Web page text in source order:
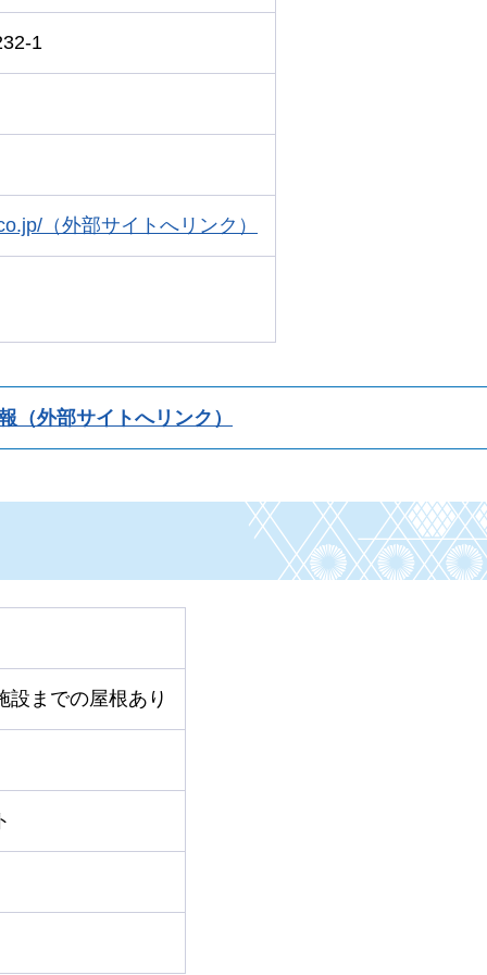
1
（外部サイトへリンク）
（外部サイトへリンク）
設までの屋根あり